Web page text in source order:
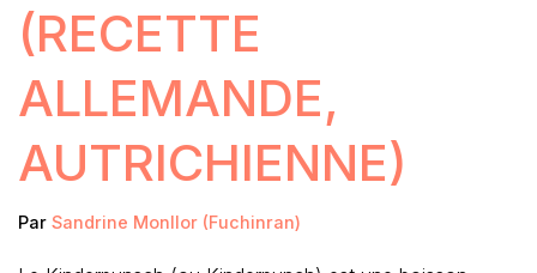
(RECETTE
ALLEMANDE,
AUTRICHIENNE)
Par Sandrine Monllor (Fuchinran)